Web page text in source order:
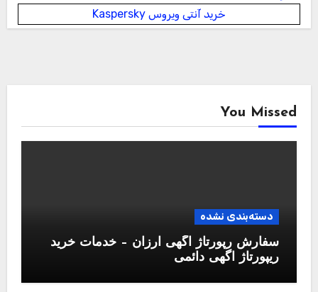
خرید آنتی ویروس Kaspersky
You Missed
دسته‌بندی نشده
سفارش رپورتاژ آگهی ارزان – خدمات خرید
ریپورتاژ اگهی دائمی